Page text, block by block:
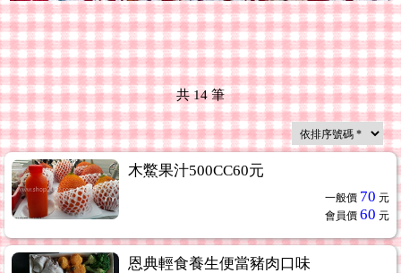
共14筆
木鱉果汁500CC60元
一般價 70 元
會員價 60 元
恩典輕食養生便當豬肉口味